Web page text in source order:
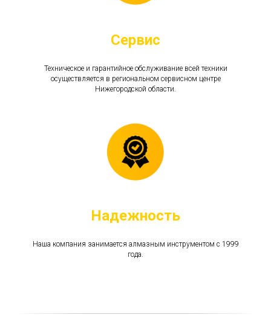
Сервис
Техническое и гарантийное обслуживание всей техники
осуществляется в региональном сервисном центре
Нижегородской области.
Надежность
Наша компания занимается алмазным инструментом c 1999
года.